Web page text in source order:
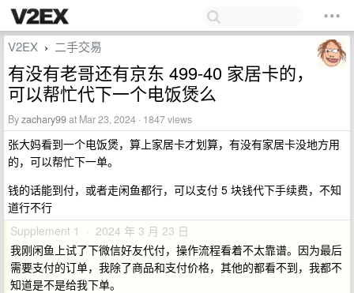
V2EX › 二手交易
有没有老哥还有京东 499-40 家居卡的，
可以帮忙代下一个电饭煲么
Byzachary99at Mar 23, 2024 · 1847 views
张大妈看到一个电饭煲，算上家居卡才划算，有没有家居卡没地方用
的，可以帮忙下一单。
钱的话能到付，或者走闲鱼都行，可以支付 5 块钱代下手续费，不知
道行不行
Supplement 1 · 2024 年 3 月 23 日
我刚闲鱼上试了下微信好友代付，操作流程看着不太靠谱。因为最后
需要支付的订单，我除了商品和支付价格，其他的都看不到，我都不
知道是不是给我下单。